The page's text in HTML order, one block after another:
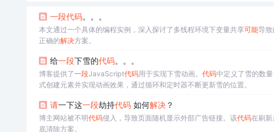
一段代码。。。
本文通过一个具体的编程实例，深入探讨了多线程环境下变量共享可能导致
正确的解决方案。
给一段下雪的代码。。。
博客提供了一段JavaScript代码用于实现下雪动画。 代码中定义了雪的数
式创建元素并实现动画效果，通过循环和定时器不断更新雪的位置。
请一下这一段劫持代码如何解决？
博主网站被不明代码侵入，导致页面随机显示外部广告链接。该代码在刷新
底清除方案。